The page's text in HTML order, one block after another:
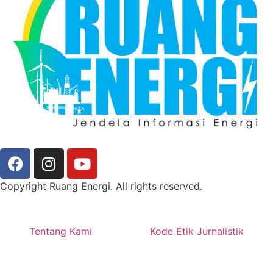
Copyright Ruang Energi. All rights reserved.
Tentang Kami Kode Etik Jurnalistik